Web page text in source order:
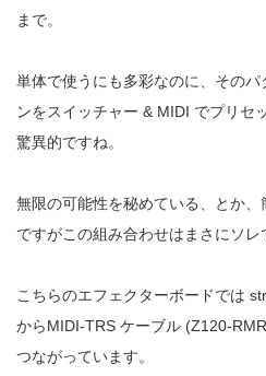
まで。
単体で使うにも多彩なのに、その
ンをスイッチャー & MIDI でプリセ
驚異的ですね。
無限の可能性を秘めている、とか
ですがこの組み合わせはまさにソレ
こちらのエフェクターボードでは
からMIDI-TRS ケーブル (Z120-
つながっています。